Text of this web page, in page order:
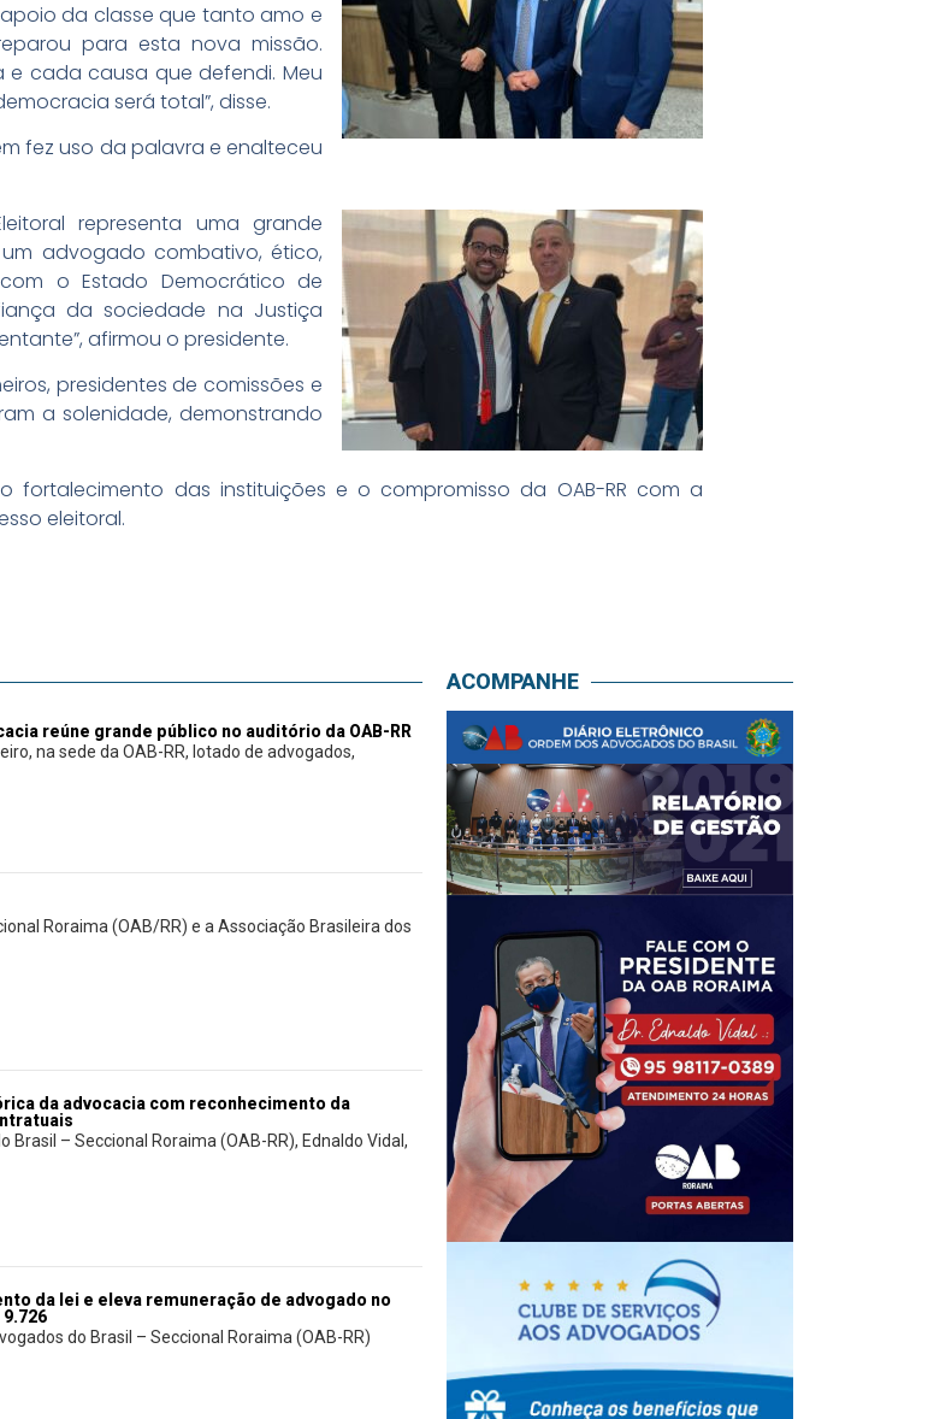
da classe que tanto amo e
para esta nova missão.
cada causa que defendi. Meu
será total”, disse.
fez uso da palavra e enalteceu
representa uma grande
advogado combativo, ético,
o Estado Democrático de
da sociedade na Justiça
afirmou o presidente.
presidentes de comissões e
a solenidade, demonstrando
das instituições e o compromisso da OAB-RR com a
eleitoral.
reúne grande público no auditório da OAB-RR
na sede da OAB-RR, lotado de advogados,
Roraima (OAB/RR) e a Associação Brasileira dos
da advocacia com reconhecimento da
– Seccional Roraima (OAB-RR), Ednaldo Vidal,
da lei e eleva remuneração de advogado no
9.726
do Brasil – Seccional Roraima (OAB-RR)
ACOMPANHE